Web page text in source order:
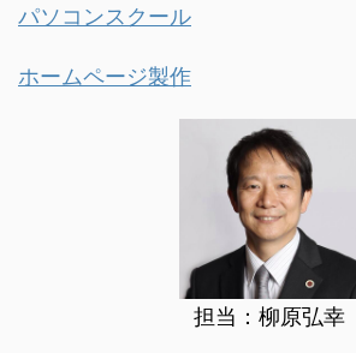
パソコンスクール
ホームページ製作
担当：柳原弘幸